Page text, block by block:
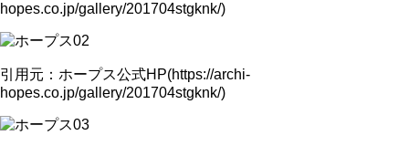
hopes.co.jp/gallery/201704stgknk/)
引用元：ホープス公式HP(https://archi-
hopes.co.jp/gallery/201704stgknk/)